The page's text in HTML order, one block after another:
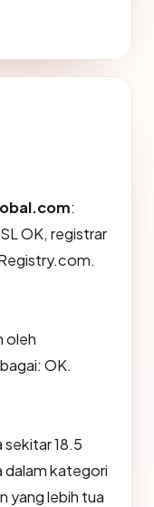
:
OK, registrar
oleh
OK.
18.5
dalam kategori
yang lebih tua